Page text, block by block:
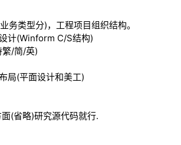
务类型分)，工程项目组织结构。
计(Winform C/S结构)
繁/简/英)
局(平面设计和美工)
(省略)研究源代码就行.